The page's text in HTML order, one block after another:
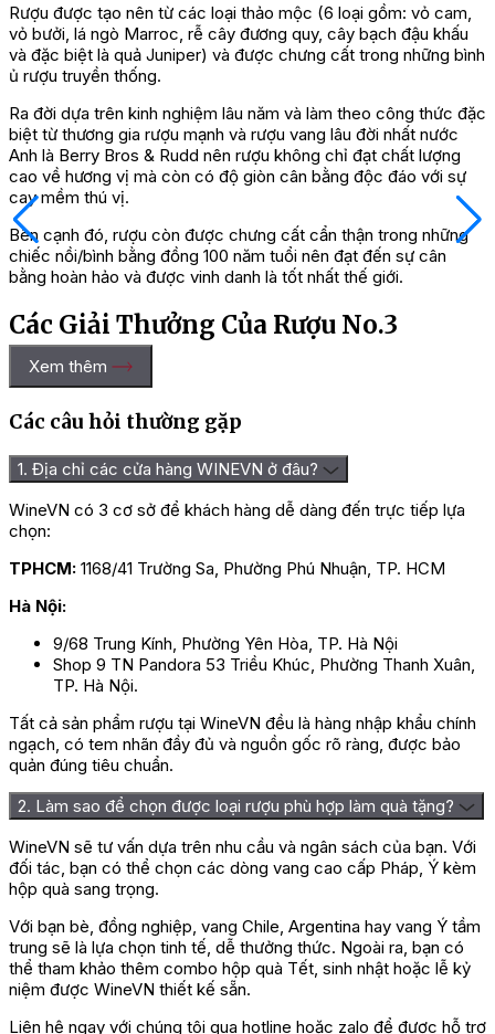
Rượu được tạo nên từ các loại thảo mộc (6 loại gồm: vỏ cam,
vỏ bưởi, lá ngò Marroc, rễ cây đương quy, cây bạch đậu khấu
và đặc biệt là quả Juniper) và được chưng cất trong những bình
ủ rượu truyền thống.
Ra đời dựa trên kinh nghiệm lâu năm và làm theo công thức đặc
biệt từ thương gia rượu mạnh và rượu vang lâu đời nhất nước
Anh là Berry Bros & Rudd nên rượu không chỉ đạt chất lượng
cao về hương vị mà còn có độ giòn cân bằng độc đáo với sự
cay mềm thú vị.
Bên cạnh đó, rượu còn được chưng cất cẩn thận trong những
chiếc nồi/bình bằng đồng 100 năm tuổi nên đạt đến sự cân
bằng hoàn hảo và được vinh danh là tốt nhất thế giới.
Các Giải Thưởng Của Rượu No.3
London Dry Gin
Những giải thưởng mà chai rượu gin này đã vinh dự nhận được
bao gồm:
– Giải Global Luxury Master – Master năm 2017.
– Giải World Gin Awards – Best from Netherlands năm 2018.
– Các giải International Spirits Challenge – Supreme Champion,
International Spirits Challenge – Gold, Hong Kong Gin Master –
Luxury Master – Master vào năm 2019.
Đánh giá
Chưa có đánh giá nào.
Hãy là người đầu tiên nhận xét “Rượu No.3 London Dry Gin”
Bạn phảiđăng nhậpđể gửi đánh giá.
Xem thêm
Các câu hỏi thường gặp
1. Địa chỉ các cửa hàng WINEVN ở đâu?
WineVN có 3 cơ sở để khách hàng dễ dàng đến trực tiếp lựa
chọn:
TPHCM: 1168/41 Trường Sa, Phường Phú Nhuận, TP. HCM
Hà Nội:
9/68 Trung Kính, Phường Yên Hòa, TP. Hà Nội
Shop 9 TN Pandora 53 Triều Khúc, Phường Thanh Xuân,
TP. Hà Nội.
Tất cả sản phẩm rượu tại WineVN đều là hàng nhập khẩu chính
ngạch, có tem nhãn đầy đủ và nguồn gốc rõ ràng, được bảo
quản đúng tiêu chuẩn.
2. Làm sao để chọn được loại rượu phù hợp làm quà tặng?
WineVN sẽ tư vấn dựa trên nhu cầu và ngân sách của bạn. Với
đối tác, bạn có thể chọn các dòng vang cao cấp Pháp, Ý kèm
hộp quà sang trọng.
Với bạn bè, đồng nghiệp, vang Chile, Argentina hay vang Ý tầm
trung sẽ là lựa chọn tinh tế, dễ thưởng thức. Ngoài ra, bạn có
thể tham khảo thêm combo hộp quà Tết, sinh nhật hoặc lễ kỷ
niệm được WineVN thiết kế sẵn.
Liên hệ ngay với chúng tôi qua hotline hoặc zalo để được hỗ trợ